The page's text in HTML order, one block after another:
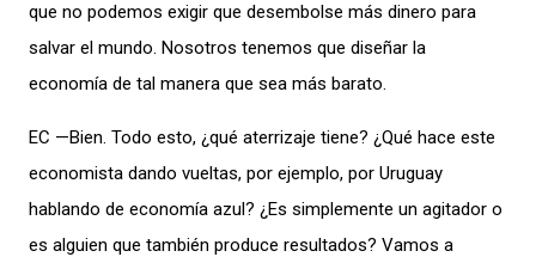
que no podemos exigir que desembolse más dinero para
salvar el mundo. Nosotros tenemos que diseñar la
economía de tal manera que sea más barato.
EC —Bien. Todo esto, ¿qué aterrizaje tiene? ¿Qué hace este
economista dando vueltas, por ejemplo, por Uruguay
hablando de economía azul? ¿Es simplemente un agitador o
es alguien que también produce resultados? Vamos a